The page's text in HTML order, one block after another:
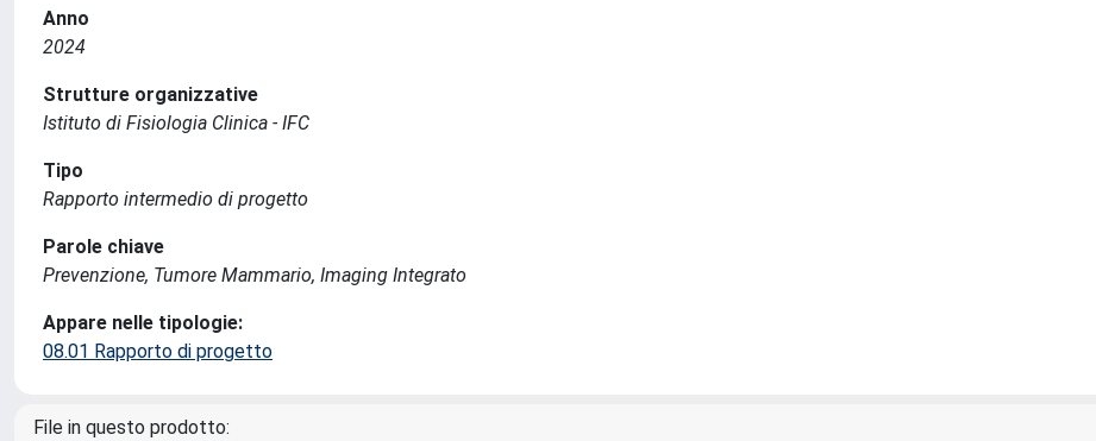
Anno
2024
Strutture organizzative
Istituto di Fisiologia Clinica - IFC
Tipo
Rapporto intermedio di progetto
Parole chiave
Prevenzione, Tumore Mammario, Imaging Integrato
Appare nelle tipologie:
08.01 Rapporto di progetto
File in questo prodotto: